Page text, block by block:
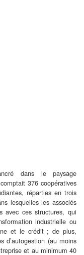
dans le paysage
comptait376 coopératives
réparties en trois
lesquelles les associés
avec ces structures, qui
industrielle ou
et le crédit ; de plus,
d’autogestion (au moins
et au minimum 40